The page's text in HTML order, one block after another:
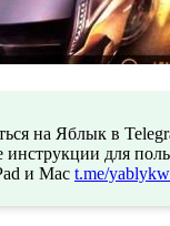
на Яблык в
инструкции для
и Mac t.me/